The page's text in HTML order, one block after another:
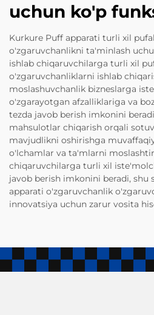
uchun ko'p
Kurkure Puff apparati turli xil
o'zgaruvchanlikni ta'minlash
ishlab chiqaruvchilarga turli xil
o'zgaruvchanliklarni ishlab
moslashuvchanlik bizneslarga
o'zgarayotgan afzalliklariga va
tezda javob berish imkonini
mahsulotlar chiqarish orqali
mavjudlikni oshirishga
o'lchamlar va ta'mlarni
chiqaruvchilarga turli xil
javob berish imkonini beradi, shu
apparati o'zgaruvchanlik
innovatsiya uchun zarur vosita